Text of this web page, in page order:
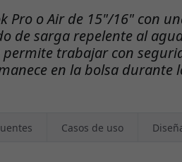
Pro o Air de 15"/16" con
de sarga repelente al
permite trabajar con
en la bolsa durante
Casos de uso